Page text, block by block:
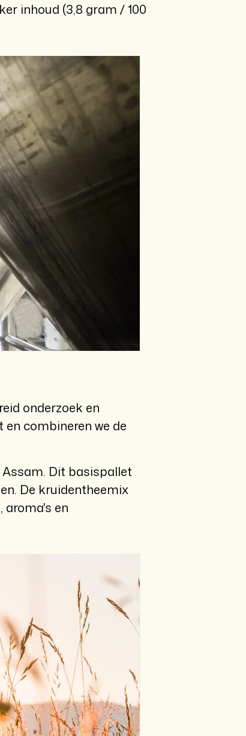
inhoud (3,8 gram / 100
onderzoek en
combineren we de
Dit basispallet
De kruidentheemix
aroma's en